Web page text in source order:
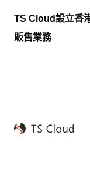
TS Cloud設立香
販售業務